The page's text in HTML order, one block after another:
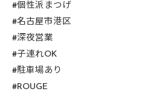
#個性派まつげ
#名古屋市港区
#深夜営業
#子連れOK
#駐車場あり
#ROUGE